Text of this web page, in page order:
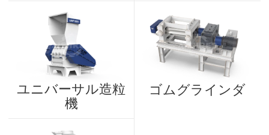
ユニバーサル造粒
機
ゴムグラインダ